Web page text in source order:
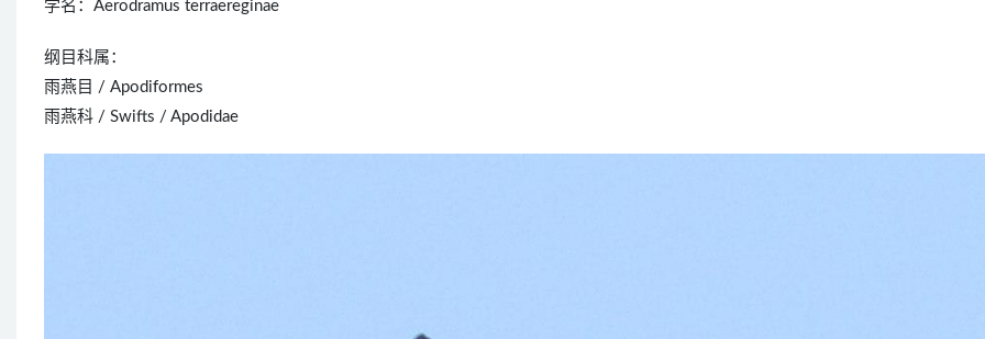
学名：Aerodramus terraereginae
纲目科属：
雨燕目 / Apodiformes
雨燕科 / Swifts / Apodidae